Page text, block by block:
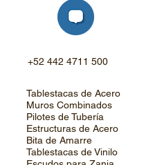
+52 442 4711 500
Tablestacas de Acero
Muros Combinados
Pilotes de Tubería
Estructuras de Acero
Bita de Amarre
Tablestacas de Vinilo